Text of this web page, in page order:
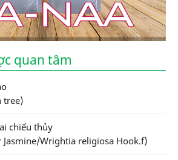
quan tâm
tree)
chiếu thủy
Jasmine/Wrightia religiosa Hook.f)